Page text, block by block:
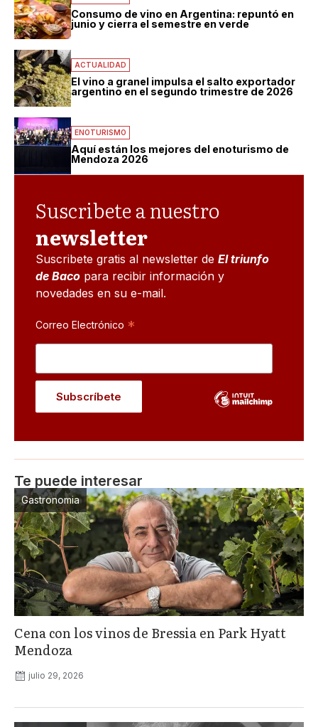
Consumo de vino en Argentina: repuntó en
junio y cierra el semestre en verde
ACTUALIDAD
El vino a granel impulsa el salto exportador
argentino en el segundo trimestre de 2026
ENOTURISMO
Aquí están los mejores del enoturismo de
Mendoza 2026
Suscribete a nuestro
newsletter
Suscribete gratis al newsletter de El triunfo
de Baco para recibir información y
novedades en su e-mail.
Correo Electrónico *
Te puede interesar
Gastronomia
Cena con los vinos de Bressia en Park Hyatt
Mendoza
julio 29, 2026